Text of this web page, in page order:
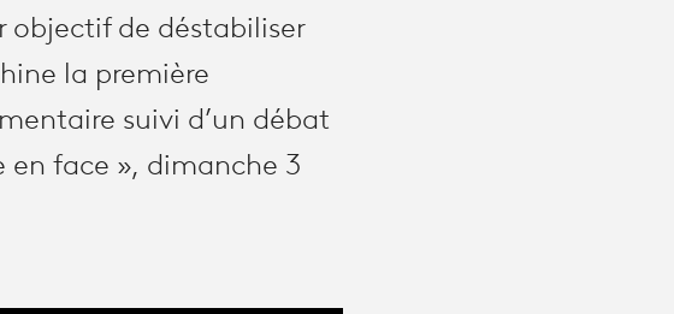
objectif de déstabiliser
la première
suivi d’un débat
en face », dimanche 3